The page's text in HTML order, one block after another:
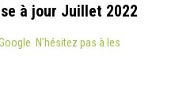
à jour Juillet 2022
N’hésitez pas à les